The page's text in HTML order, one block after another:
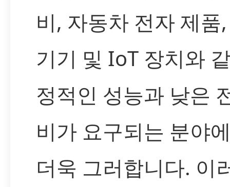
비, 자동차 전자 제품
기기 및 IoT 장치와
정적인 성능과 낮은
비가 요구되는 분야
더욱 그러합니다. 이